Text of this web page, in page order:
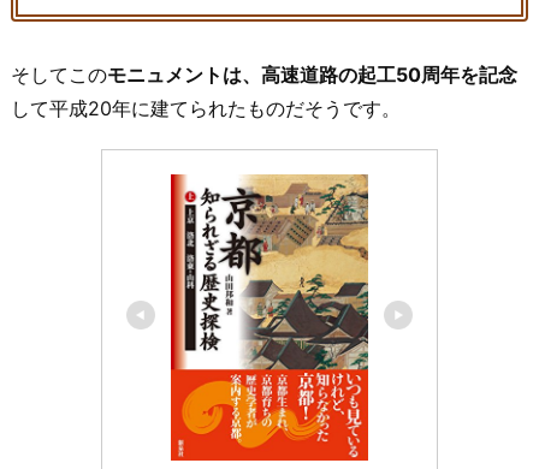
そしてこのモニュメントは、高速道路の起工50周年を記念
して平成20年に建てられたものだそうです。